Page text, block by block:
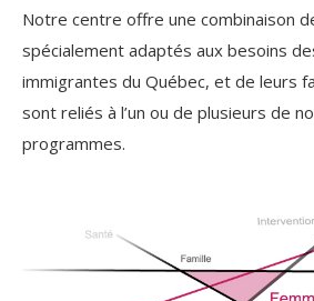
Notre centre offre une combinaison
spécialement adaptés aux besoins
immigrantes du Québec, et de leurs
sont reliés à l’un ou de plusieurs de
programmes.